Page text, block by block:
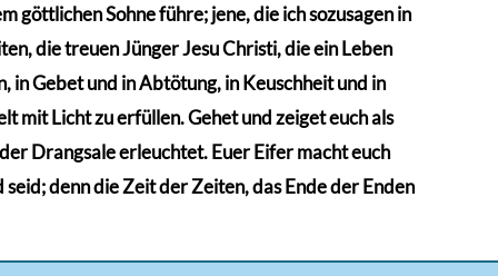
göttlichen Sohne führe; jene, die ich sozusagen in
die treuen Jünger Jesu Christi, die ein Leben
Gebet und in Abtötung, in Keuschheit und in
mit Licht zu erfüllen. Gehet und zeiget euch als
Drangsale erleuchtet. Euer Eifer macht euch
denn die Zeit der Zeiten, das Ende der Enden